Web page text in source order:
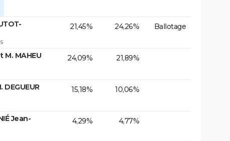
21,45% 24,26% Ballotage
M. MAHEU
24,09% 21,89%
15,18% 10,06%
Jean-
4,29% 4,77%